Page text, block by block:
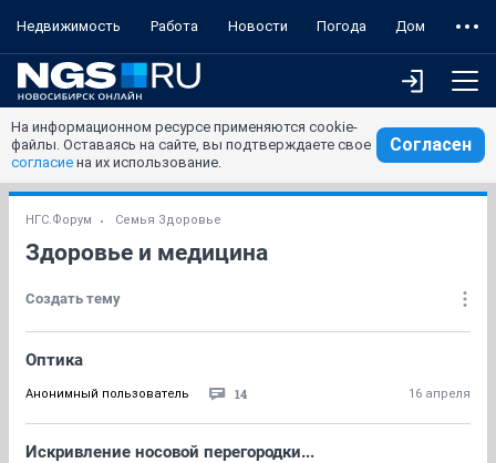
Недвижимость Работа Новости Погода Дом
На информационном ресурсе применяются cookie-
файлы. Оставаясь на сайте, вы подтверждаете свое
согласие на их использование.
Согласен
НГС.Форум Семья Здоровье
Здоровье и медицина
Создать тему
Оптика
Анонимный пользователь 14 16 апреля
Искривление носовой перегородки...